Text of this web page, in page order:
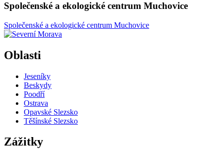
Společenské a ekologické centrum Muchovice
Společenské a ekologické centrum Muchovice
Oblasti
Jeseníky
Beskydy
Poodří
Ostrava
Opavské Slezsko
Těšínské Slezsko
Zážitky